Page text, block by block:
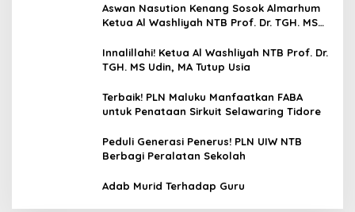
Aswan Nasution Kenang Sosok Almarhum
Ketua Al Washliyah NTB Prof. Dr. TGH. MS
Innalillahi! Ketua Al Washliyah NTB Prof. Dr.
TGH. MS Udin, MA Tutup Usia
Terbaik! PLN Maluku Manfaatkan FABA
untuk Penataan Sirkuit Selawaring Tidore
Peduli Generasi Penerus! PLN UIW NTB
Berbagi Peralatan Sekolah
Adab Murid Terhadap Guru